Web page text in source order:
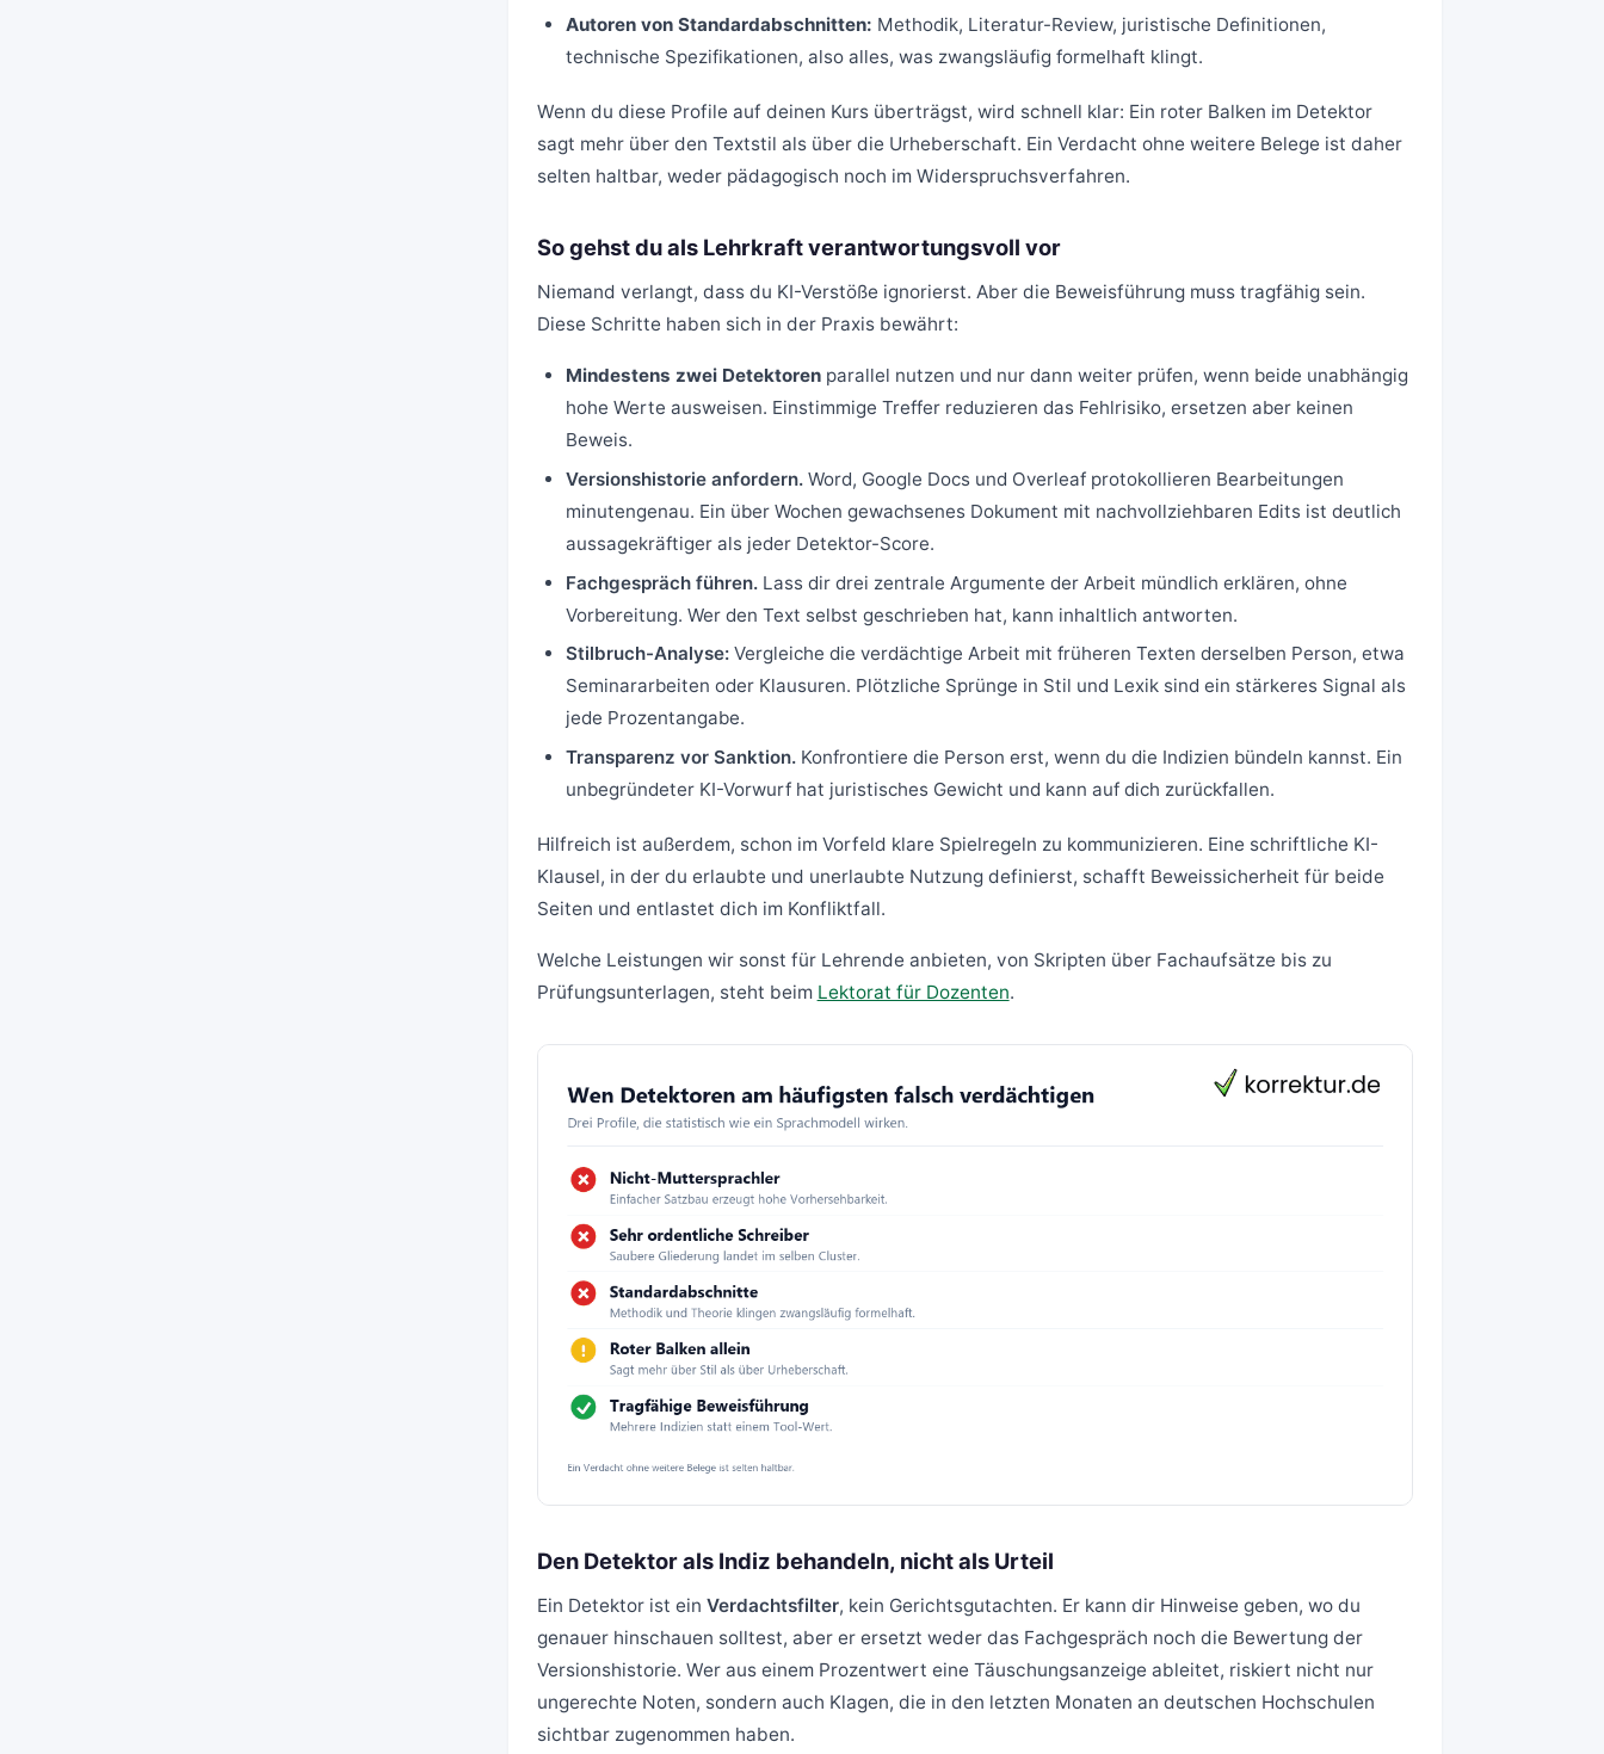
Autoren von Standardabschnitten: Methodik, Literatur-Review, juristische Definitionen,
technische Spezifikationen, also alles, was zwangsläufig formelhaft klingt.
Wenn du diese Profile auf deinen Kurs überträgst, wird schnell klar: Ein roter Balken im Detektor
sagt mehr über den Textstil als über die Urheberschaft. Ein Verdacht ohne weitere Belege ist daher
selten haltbar, weder pädagogisch noch im Widerspruchsverfahren.
So gehst du als Lehrkraft verantwortungsvoll vor
Niemand verlangt, dass du KI-Verstöße ignorierst. Aber die Beweisführung muss tragfähig sein.
Diese Schritte haben sich in der Praxis bewährt:
Mindestens zwei Detektorenparallel nutzen und nur dann weiter prüfen, wenn beide unabhängig
hohe Werte ausweisen. Einstimmige Treffer reduzieren das Fehlrisiko, ersetzen aber keinen
Beweis.
Versionshistorie anfordern.Word, Google Docs und Overleaf protokollieren Bearbeitungen
minutengenau. Ein über Wochen gewachsenes Dokument mit nachvollziehbaren Edits ist deutlich
aussagekräftiger als jeder Detektor-Score.
Fachgespräch führen.Lass dir drei zentrale Argumente der Arbeit mündlich erklären, ohne
Vorbereitung. Wer den Text selbst geschrieben hat, kann inhaltlich antworten.
Stilbruch-Analyse:Vergleiche die verdächtige Arbeit mit früheren Texten derselben Person, etwa
Seminararbeiten oder Klausuren. Plötzliche Sprünge in Stil und Lexik sind ein stärkeres Signal als
jede Prozentangabe.
Transparenz vor Sanktion.Konfrontiere die Person erst, wenn du die Indizien bündeln kannst. Ein
unbegründeter KI-Vorwurf hat juristisches Gewicht und kann auf dich zurückfallen.
Hilfreich ist außerdem, schon im Vorfeld klare Spielregeln zu kommunizieren. Eine schriftliche KI-
Klausel, in der du erlaubte und unerlaubte Nutzung definierst, schafft Beweissicherheit für beide
Seiten und entlastet dich im Konfliktfall.
Welche Leistungen wir sonst für Lehrende anbieten, von Skripten über Fachaufsätze bis zu
Prüfungsunterlagen, steht beim Lektorat für Dozenten.
Den Detektor als Indiz behandeln, nicht als Urteil
Ein Detektor ist ein Verdachtsfilter, kein Gerichtsgutachten. Er kann dir Hinweise geben, wo du
genauer hinschauen solltest, aber er ersetzt weder das Fachgespräch noch die Bewertung der
Versionshistorie. Wer aus einem Prozentwert eine Täuschungsanzeige ableitet, riskiert nicht nur
ungerechte Noten, sondern auch Klagen, die in den letzten Monaten an deutschen Hochschulen
sichtbar zugenommen haben.